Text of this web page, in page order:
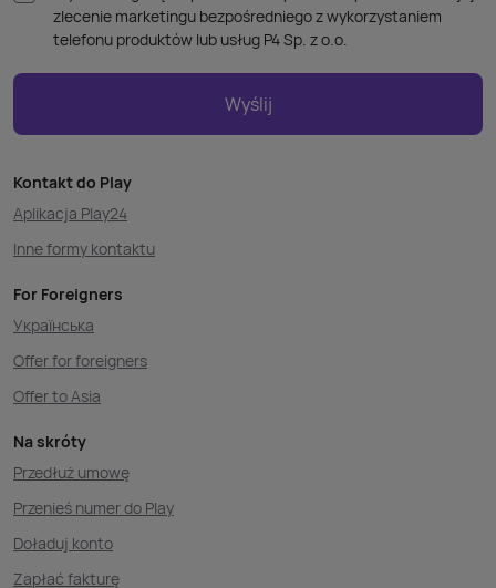
zlecenie marketingu bezpośredniego z wykorzystaniem
telefonu produktów lub usług P4 Sp. z o.o.
Wyślij
Kontakt do Play
Aplikacja Play24
Inne formy kontaktu
For Foreigners
Українська
Offer for foreigners
Offer to Asia
Na skróty
Przedłuż umowę
Przenieś numer do Play
Doładuj konto
Zapłać fakturę